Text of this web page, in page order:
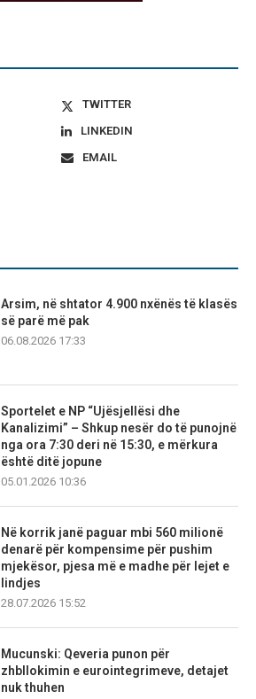
TWITTER
LINKEDIN
EMAIL
Arsim, në shtator 4.900 nxënës të klasës
së parë më pak
06.08.2026 17:33
Sportelet e NP “Ujësjellësi dhe
Kanalizimi” – Shkup nesër do të punojnë
nga ora 7:30 deri në 15:30, e mërkura
është ditë jopune
05.01.2026 10:36
Në korrik janë paguar mbi 560 milionë
denarë për kompensime për pushim
mjekësor, pjesa më e madhe për lejet e
lindjes
28.07.2026 15:52
Mucunski: Qeveria punon për
zhbllokimin e eurointegrimeve, detajet
nuk thuhen